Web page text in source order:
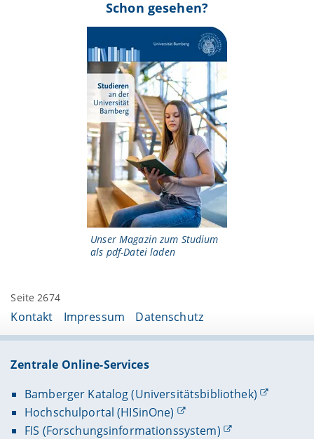
Schon gesehen?
Unser Magazin zum Studium
als pdf-Datei laden
Seite 2674
Kontakt Impressum Datenschutz
Zentrale Online-Services
Bamberger Katalog (Universitätsbibliothek)
Hochschulportal (HISinOne)
FIS (Forschungsinformationssystem)